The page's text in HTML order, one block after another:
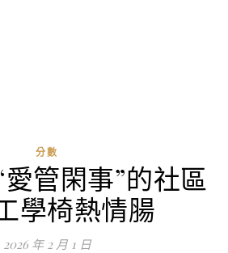
分數
管閑事”的社區
學椅熱情腸
2026 年 2 月 1 日